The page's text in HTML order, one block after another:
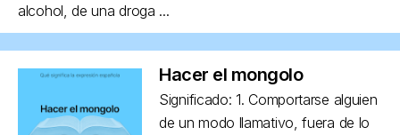
alcohol, de una droga ...
Hacer el mongolo
Significado: 1. Comportarse alguien
de un modo llamativo, fuera de lo